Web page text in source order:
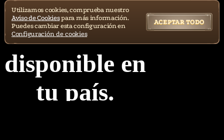
Utilizamos cookies, comprueba nuestro
Aviso de Cookiespara más información.
Puedes cambiar esta configuración en
Configuración de cookies
ACEPTAR TODO